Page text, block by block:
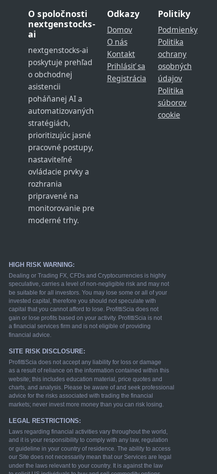
O spoločnosti
nextgenstocks-
ai
nextgenstocks-ai
poskytuje prehľad
o obchodnej
asistencii
poháňanej AI a
automatizovaných
stratégiách,
prioritizujúc jasné
pracovné postupy,
nastaviteľné
ovládacie prvky a
rozhrania
pripravené na
monitorovanie pre
moderné trhy.
Odkazy
Domov
O nás
Kontakt
Prihlásiť sa
Registrácia
Politiky
Podmienky
Politika
ochrany
osobných
údajov
Politika
súborov
cookie